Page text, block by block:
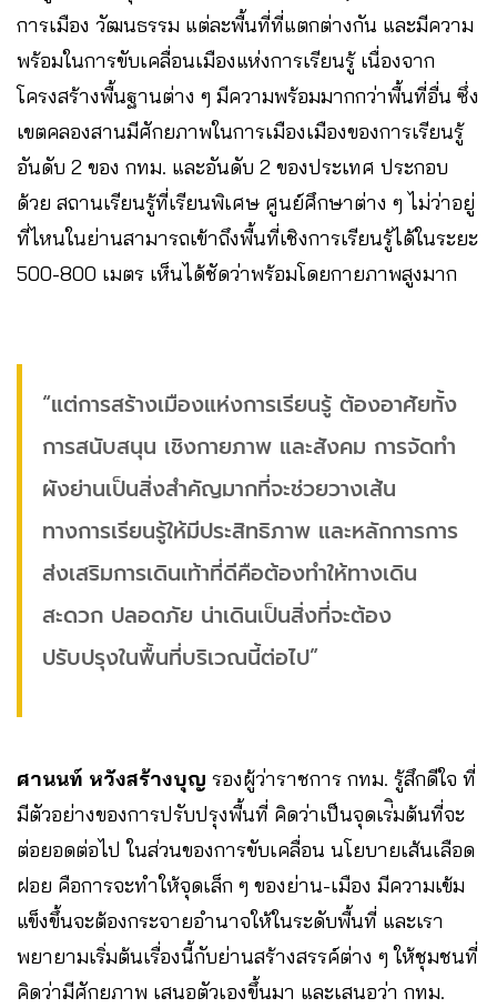
การเมือง วัฒนธรรม แต่ละพื้นที่ที่แตกต่างกัน และมีความ
พร้อมในการขับเคลื่อนเมืองแห่งการเรียนรู้ เนื่องจาก
โครงสร้างพื้นฐานต่าง ๆ มีความพร้อมมากกว่าพื้นที่อื่น ซึ่ง
เขตคลองสานมีศักยภาพในการเมืองเมืองของการเรียนรู้
อันดับ 2 ของ กทม. และอันดับ 2 ของประเทศ ประกอบ
ด้วย สถานเรียนรู้ที่เรียนพิเศษ ศูนย์ศึกษาต่าง ๆ ไม่ว่าอยู่
ที่ไหนในย่านสามารถเข้าถึงพื้นที่เชิงการเรียนรู้ได้ในระยะ
500-800 เมตร เห็นได้ชัดว่าพร้อมโดยกายภาพสูงมาก
“แต่การสร้างเมืองแห่งการเรียนรู้ ต้องอาศัยทั้ง
การสนับสนุน เชิงกายภาพ และสังคม การจัดทำ
ผังย่านเป็นสิ่งสำคัญมากที่จะช่วยวางเส้น
ทางการเรียนรู้ให้มีประสิทธิภาพ และหลักการการ
ส่งเสริมการเดินเท้าที่ดีคือต้องทำให้ทางเดิน
สะดวก ปลอดภัย น่าเดินเป็นสิ่งที่จะต้อง
ปรับปรุงในพื้นที่บริเวณนี้ต่อไป”
ศานนท์ หวังสร้างบุญ รองผู้ว่าราชการ กทม. รู้สึกดีใจ ที่
มีตัวอย่างของการปรับปรุงพื้นที่ คิดว่าเป็นจุดเร่ิมต้นที่จะ
ต่อยอดต่อไป ในส่วนของการขับเคลื่อน นโยบายเส้นเลือด
ฝอย คือการจะทำให้จุดเล็ก ๆ ของย่าน-เมือง มีความเข้ม
แข็งขึ้นจะต้องกระจายอำนาจให้ในระดับพื้นที่ และเรา
พยายามเริ่มต้นเรื่องนี้กับย่านสร้างสรรค์ต่าง ๆ ให้ชุมชนที่
คิดว่ามีศักยภาพ เสนอตัวเองขึ้นมา และเสนอว่า กทม.